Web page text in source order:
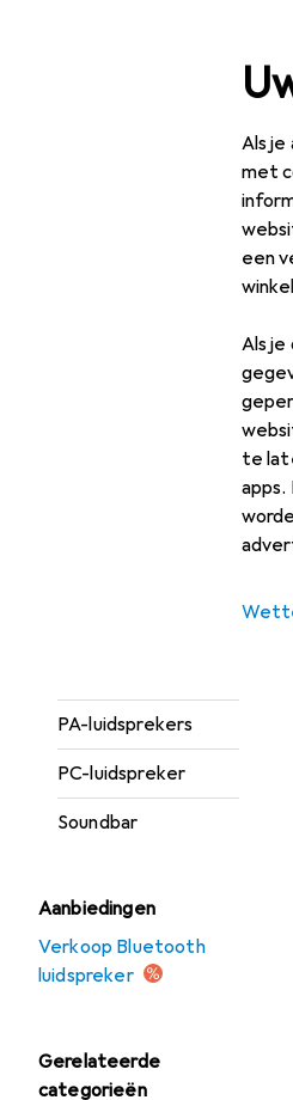
Als
met
een
Als
te
apps.
PA-luidsprekers
PC-luidspreker
Soundbar
Aanbiedingen
Verkoop Bluetooth
luidspreker
Gerelateerde
categorieën